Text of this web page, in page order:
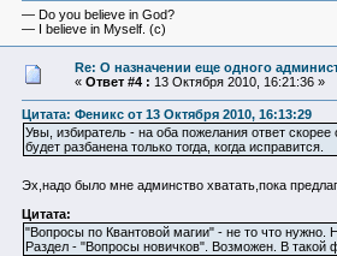
— Do you believe in God?
— I believe in Myself. (c)
Re: О назначении еще одного
« Ответ #4 : 13 Октября 2010, 16:21:36 »
Цитата: Феникс от 13 Октября 2010, 16:13:29
Увы, избиратель - на оба пожелания ответ
будет разбанена только тогда, когда исправится.
Эх,надо было мне админство хватать,пока
Цитата:
"Вопросы по Квантовой магии" - не то что
Раздел - "Вопросы новичков". Возможен. В такой